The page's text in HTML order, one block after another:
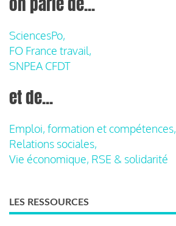
SciencesPo,
FO France travail,
SNPEA CFDT
et de...
Emploi, formation et compétences,
Relations sociales,
Vie économique, RSE & solidarité
LES RESSOURCES